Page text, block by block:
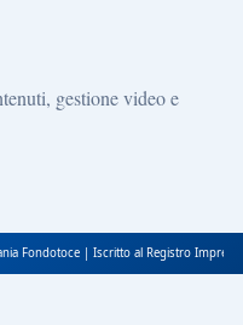
gestione video e
Fondotoce | Iscritto al Registro Imprese